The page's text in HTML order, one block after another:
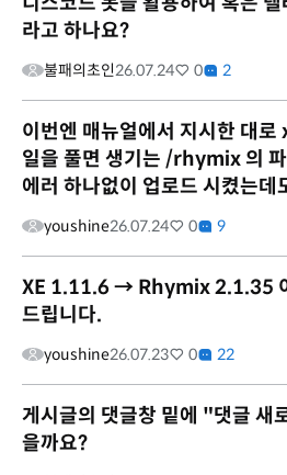
라고 하나요?
불패의초인26.07.24 0 2
이번엔 매뉴얼에서 지시한 대
일을 풀면 생기는 /rhymix 의
에러 하나없이 업로드 시켰는데
youshine26.07.24 0 9
XE 1.11.6 → Rhymix 2.1.35
드립니다.
youshine26.07.23 0 22
게시글의 댓글창 밑에 "댓글 새
을까요?